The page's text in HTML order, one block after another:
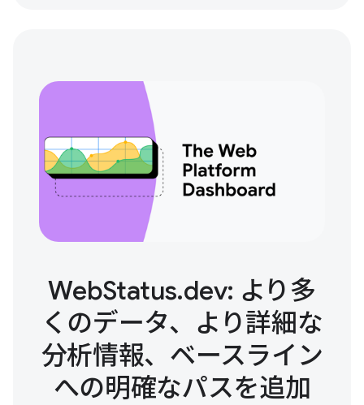
WebStatus.dev: より多
くのデータ、より詳細な
分析情報、ベースライン
への明確なパスを追加